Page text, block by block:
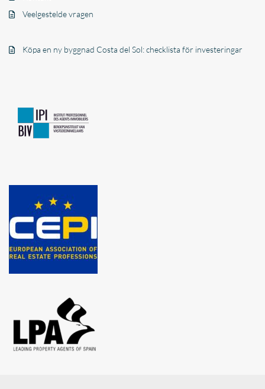
Veelgestelde vragen
Köpa en ny byggnad Costa del Sol: checklista för investeringar